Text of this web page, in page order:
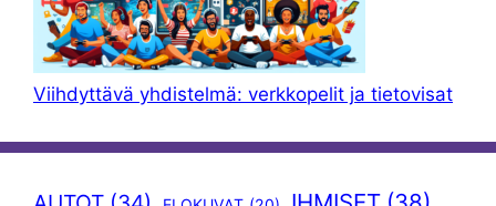
Viihdyttävä yhdistelmä: verkkopelit ja tietovisat